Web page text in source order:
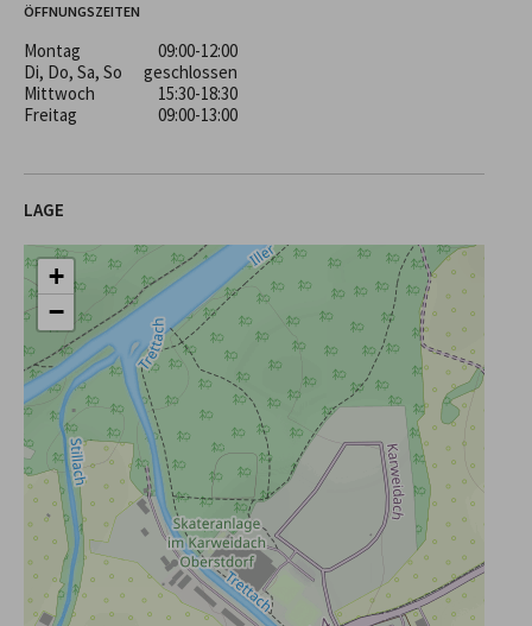
ÖFFNUNGSZEITEN
Montag
09:00-12:00
Di, Do, Sa, So
geschlossen
Mittwoch
15:30-18:30
Freitag
09:00-13:00
LAGE
+
−